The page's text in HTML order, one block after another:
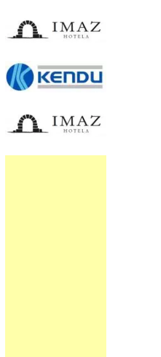
IKER_PEÑAGARIKANO_